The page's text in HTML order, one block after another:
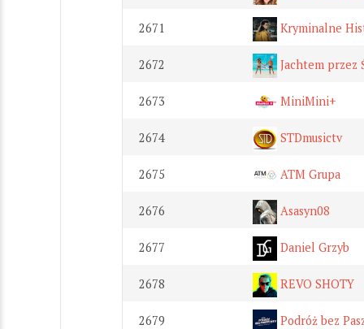
2671 Kryminalne
2672 Jachtem przez
2673 MiniMini+
2674 STDmusictv
2675 ATM Grupa
2676 Asasyn08
2677 Daniel Grzyb
2678 REVO SHOTY
2679 Podróż bez